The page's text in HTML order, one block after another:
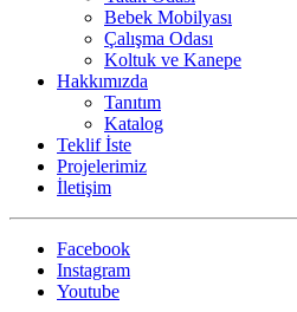
Bebek Mobilyası
Çalışma Odası
Koltuk ve Kanepe
Hakkımızda
Tanıtım
Katalog
Teklif İste
Projelerimiz
İletişim
Facebook
Instagram
Youtube